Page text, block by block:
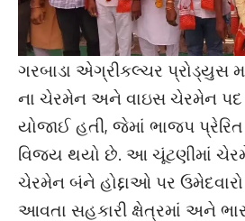
ગરબાડા એગ્રીકલ્ચર પ્રોડ્યુસ
ના ચેરમેન અને વાઇસ ચેરમેન પદ
યોજાઈ હતી, જેમાં ભાજપ
વિજય થયો છે. આ ચૂંટણીમાં
ચેરમેન બંને હોદ્દાઓ પર
આવતા સહકારી ક્ષેત્રમાં અને